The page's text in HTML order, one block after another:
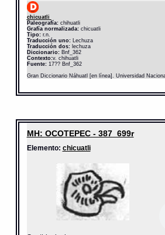
chicuatli
Paleografía:chihuatli
Grafía normalizada:chicuatli
Tipo:r.n.
Traducción uno:Lechuza
Traducción dos:lechuza
Diccionario: Bnf_362
Contexto:v. chihuatli
Fuente:17?? Bnf_362
Gran Diccionario Náhuatl [en línea]. Universidad
MH: OCOTEPEC - 387_699r
Elemento: chicuatli